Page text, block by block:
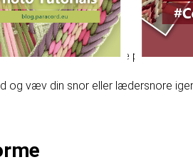
kan du væve paracord
og væv din snor eller lædersnore